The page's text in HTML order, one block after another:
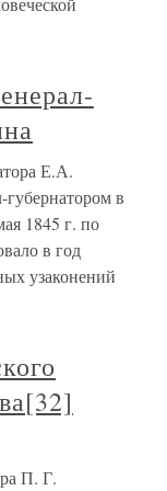
Е.А.
в
1845 г. по
в год
узаконений
П. Г.